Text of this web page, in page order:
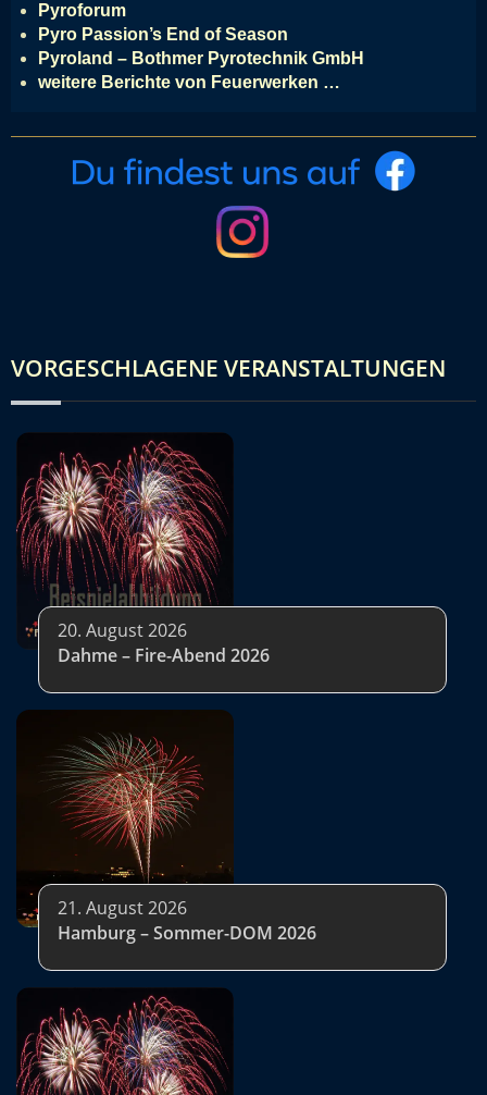
Pyroforum
Pyro Passion’s End of Season
Pyroland – Bothmer Pyrotechnik GmbH
weitere Berichte von Feuerwerken …
VORGESCHLAGENE VERANSTALTUNGEN
20. August 2026
Dahme – Fire-Abend 2026
21. August 2026
Hamburg – Sommer-DOM 2026